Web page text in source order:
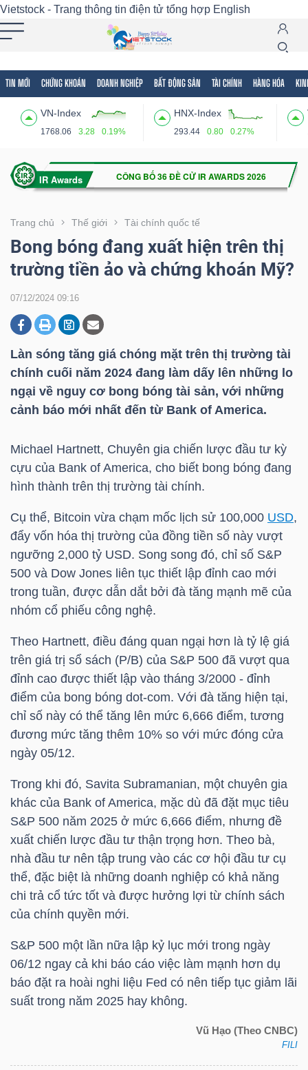
Vietstock - Trang thông tin điện tử tổng hợp English
TIN MỚI CHỨNG KHOÁN DOANH NGHIỆP BẤT ĐỘNG SẢN TÀI CHÍNH HÀNG HÓA
VN-Index
1768.06 3.28 0.19%
HNX-Index
293.44 0.80 0.27%
Trang chủ Thế giới Tài chính quốc tế
Bong bóng đang xuất hiện trên thị
trường tiền ảo và chứng khoán Mỹ?
07/12/2024 09:16
Làn sóng tăng giá chóng mặt trên thị trường tài
chính cuối năm 2024 đang làm dấy lên những lo
ngại về nguy cơ bong bóng tài sản, với những
cảnh báo mới nhất đến từ Bank of America.
Michael Hartnett, Chuyên gia chiến lược đầu tư kỳ
cựu của Bank of America, cho biết bong bóng đang
hình thành trên thị trường tài chính.
Cụ thể, Bitcoin vừa chạm mốc lịch sử 100,000 USD,
đẩy vốn hóa thị trường của đồng tiền số này vượt
ngưỡng 2,000 tỷ USD. Song song đó, chỉ số S&P
500 và Dow Jones liên tục thiết lập đỉnh cao mới
trong tuần, được dẫn dắt bởi đà tăng mạnh mẽ của
nhóm cổ phiếu công nghệ.
Theo Hartnett, điều đáng quan ngại hơn là tỷ lệ giá
trên giá trị sổ sách (P/B) của S&P 500 đã vượt qua
đỉnh cao được thiết lập vào tháng 3/2000 - đỉnh
điểm của bong bóng dot-com. Với đà tăng hiện tại,
chỉ số này có thể tăng lên mức 6,666 điểm, tương
đương mức tăng thêm 10% so với mức đóng cửa
ngày 05/12.
Trong khi đó, Savita Subramanian, một chuyên gia
khác của Bank of America, mặc dù đã đặt mục tiêu
S&P 500 năm 2025 ở mức 6,666 điểm, nhưng đề
xuất chiến lược đầu tư thận trọng hơn. Theo bà,
nhà đầu tư nên tập trung vào các cơ hội đầu tư cụ
thể, đặc biệt là những doanh nghiệp có khả năng
chi trả cổ tức tốt và được hưởng lợi từ chính sách
của chính quyền mới.
S&P 500 một lần nữa lập kỷ lục mới trong ngày
06/12 ngay cả khi báo cáo việc làm mạnh hơn dụ
báo đặt ra hoài nghi liệu Fed có nên tiếp tục giảm lãi
suất trong năm 2025 hay không.
Vũ Hạo (Theo CNBC)
FILI
Tất cả Tính năng Ngành Mã chứng khoán
Tính
(-)
VIETSTOCK
CHỨNG
DOANH
NGHIỆP
TÀI
CHÍNH
HÓA
KINH
THẾ
ĐÔNG
DƯƠNG
TÀI
CHÍNH
CÁ